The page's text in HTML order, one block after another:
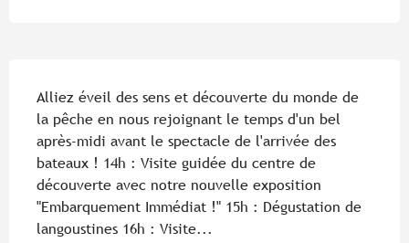
Alliez éveil des sens et découverte du monde de
la pêche en nous rejoignant le temps d'un bel
après-midi avant le spectacle de l'arrivée des
bateaux ! 14h : Visite guidée du centre de
découverte avec notre nouvelle exposition
"Embarquement Immédiat !" 15h : Dégustation de
langoustines 16h : Visite...